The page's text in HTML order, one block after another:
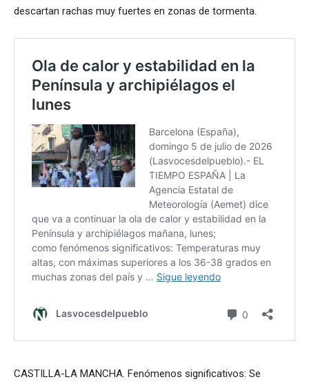
descartan rachas muy fuertes en zonas de tormenta.
CASTILLA-LA MANCHA. Fenómenos significativos: Se